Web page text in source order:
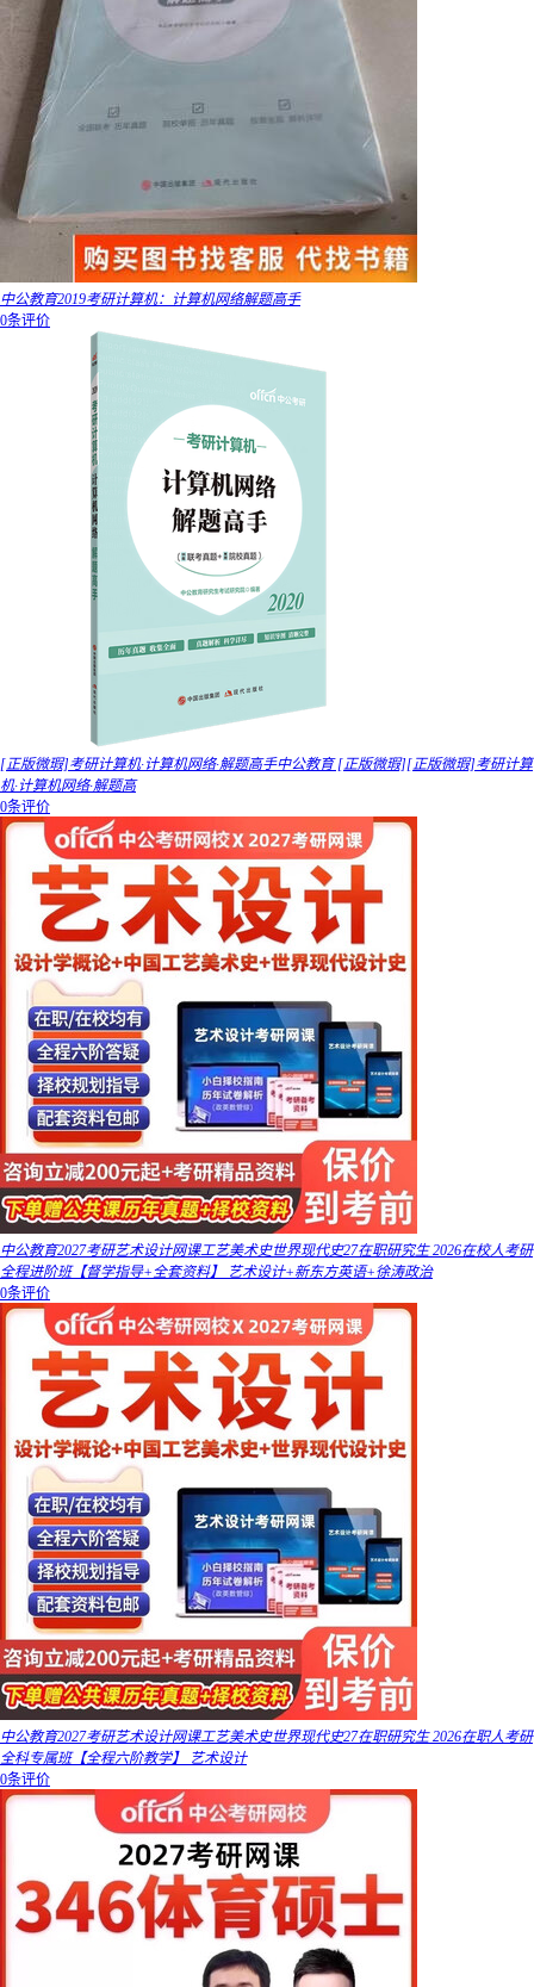
中公教育2019考研计算机：计算机网络解题高手
0条评价
[正版微瑕]考研计算机·计算机网络·解题高手中公教育 [正版微瑕][正版微瑕]考研计算
机·计算机网络·解题高
0条评价
中公教育2027考研艺术设计网课工艺美术史世界现代史27在职研究生 2026在校人考研
全程进阶班【督学指导+全套资料】 艺术设计+新东方英语+徐涛政治
0条评价
中公教育2027考研艺术设计网课工艺美术史世界现代史27在职研究生 2026在职人考研
全科专属班【全程六阶教学】 艺术设计
0条评价